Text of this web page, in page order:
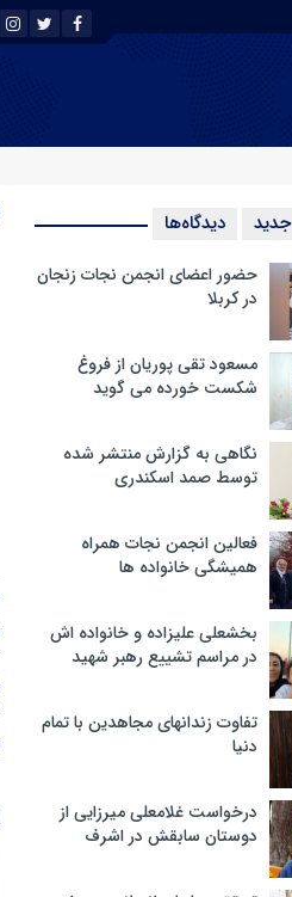
جدید دیدگاه‌ها
حضور اعضای انجمن نجات زنجان
در کربلا
مسعود تقی پوریان از فروغ
شکست خورده می گوید
نگاهی به گزارش منتشر شده
توسط صمد اسکندری
فعالین انجمن نجات همراه
همیشگی خانواده ها
بخشعلی علیزاده و خانواده اش
در مراسم تشییع رهبر شهید
تفاوت زندانهای مجاهدین با تمام
دنیا
درخواست غلامعلی میرزایی از
دوستان سابقش در اشرف